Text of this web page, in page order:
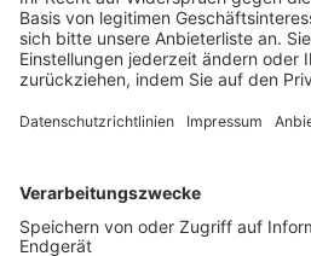
Login SpielPlus
FOLGE DEM BFV
TOP-VEREINE